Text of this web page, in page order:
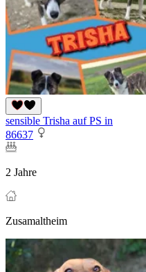
sensible Trisha auf PS in
86637
2 Jahre
Zusamaltheim